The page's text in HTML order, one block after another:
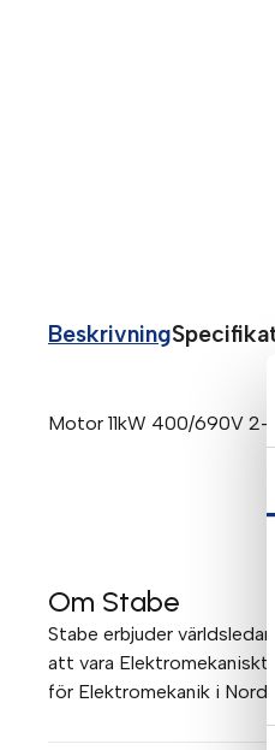
Beskrivning
Motor 11kW 400/690V 2-
Om Stabe
Stabe erbjuder
att vara
för Elektromekanik i